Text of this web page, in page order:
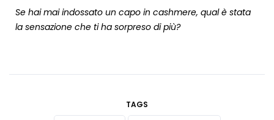
Se hai mai indossato un capo in cashmere, qual è stata
la sensazione che ti ha sorpreso di più?
TAGS